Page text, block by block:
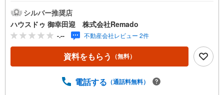
上に 「パートナー選び」が重要です！■ご成約特典6万円
以内の家具家電プレゼント ※当社からの指定はありません■
購入総額を抑える3つのご提案（1）価格交渉に自信あり
（2）太陽光等のオプション費用も相見積り（3）提携銀行
多数で条件の良い銀行を選べます＼＼キャンペーン実施中//
『購入総額の限界へ挑戦』売主様との価格交渉もお任せく
内覧ツアー・現地または現地周辺やご希望の場所での待ち
シルバー推奨店
ハウスドゥ 御幸田迎 株式会社Remado
-.-- 不動産会社レビュー 2件
資料をもらう （無料）
電話する （通話料無料）